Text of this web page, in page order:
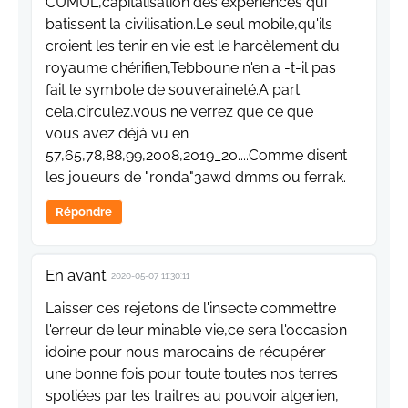
batissent la civilisation.Le seul mobile,qu'ils
croient les tenir en vie est le harcèlement du
royaume chérifien,Tebboune n'en a -t-il pas
fait le symbole de souveraineté.A part
cela,circulez,vous ne verrez que ce que
vous avez déjà vu en
57,65,78,88,99,2008,2019_20....Comme disent
les joueurs de "ronda"3awd dmms ou ferrak.
Répondre
En avant 2020-05-07 11:30:11
Laisser ces rejetons de l'insecte commettre
l'erreur de leur minable vie,ce sera l'occasion
idoine pour nous marocains de récupérer
une bonne fois pour toute toutes nos terres
spoliées par les traitres au pouvoir algerien,